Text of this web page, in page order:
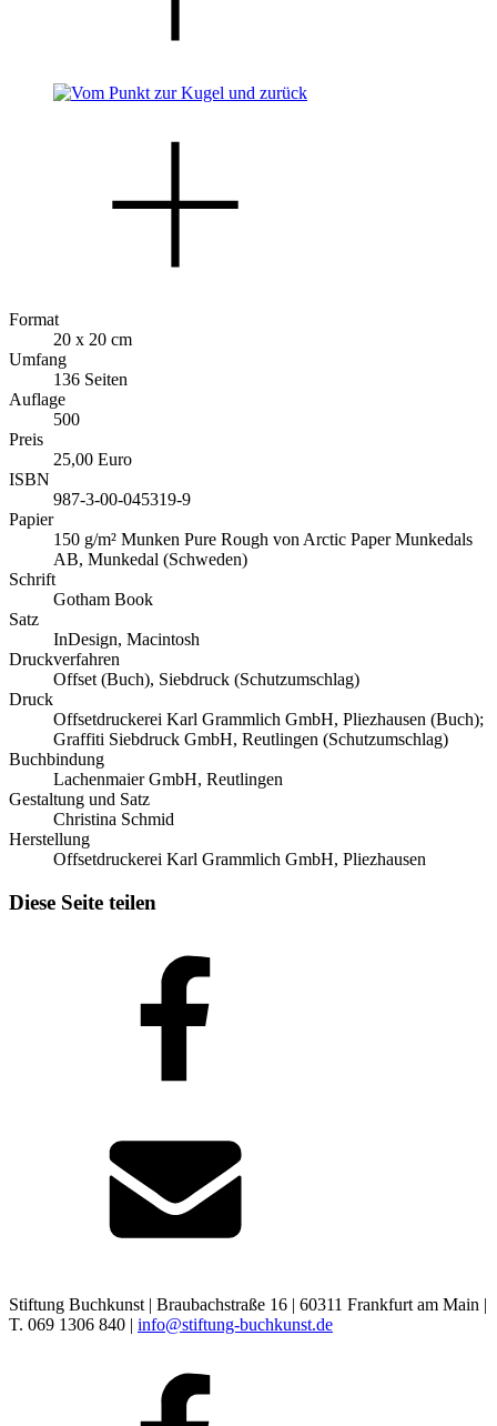
Format
20 x 20 cm
Umfang
136 Seiten
Auflage
500
Preis
25,00 Euro
ISBN
987-3-00-045319-9
Papier
150 g/m² Munken Pure Rough von Arctic Paper Munkedals
AB, Munkedal (Schweden)
Schrift
Gotham Book
Satz
InDesign, Macintosh
Druckverfahren
Offset (Buch), Siebdruck (Schutzumschlag)
Druck
Offsetdruckerei Karl Grammlich GmbH, Pliezhausen (Buch);
Graffiti Siebdruck GmbH, Reutlingen (Schutzumschlag)
Buchbindung
Lachenmaier GmbH, Reutlingen
Gestaltung und Satz
Christina Schmid
Herstellung
Offsetdruckerei Karl Grammlich GmbH, Pliezhausen
Diese Seite teilen
Stiftung Buchkunst | Braubachstraße 16 | 60311 Frankfurt am Main |
T. 069 1306 840 | info@stiftung-buchkunst.de